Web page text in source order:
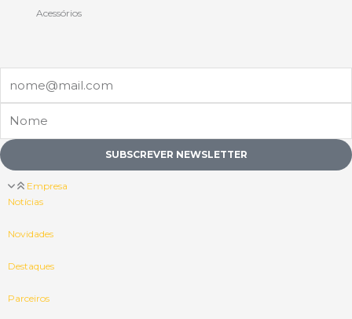
Acessórios
SUBSCREVER NEWSLETTER
Empresa
Notícias
Novidades
Destaques
Parceiros